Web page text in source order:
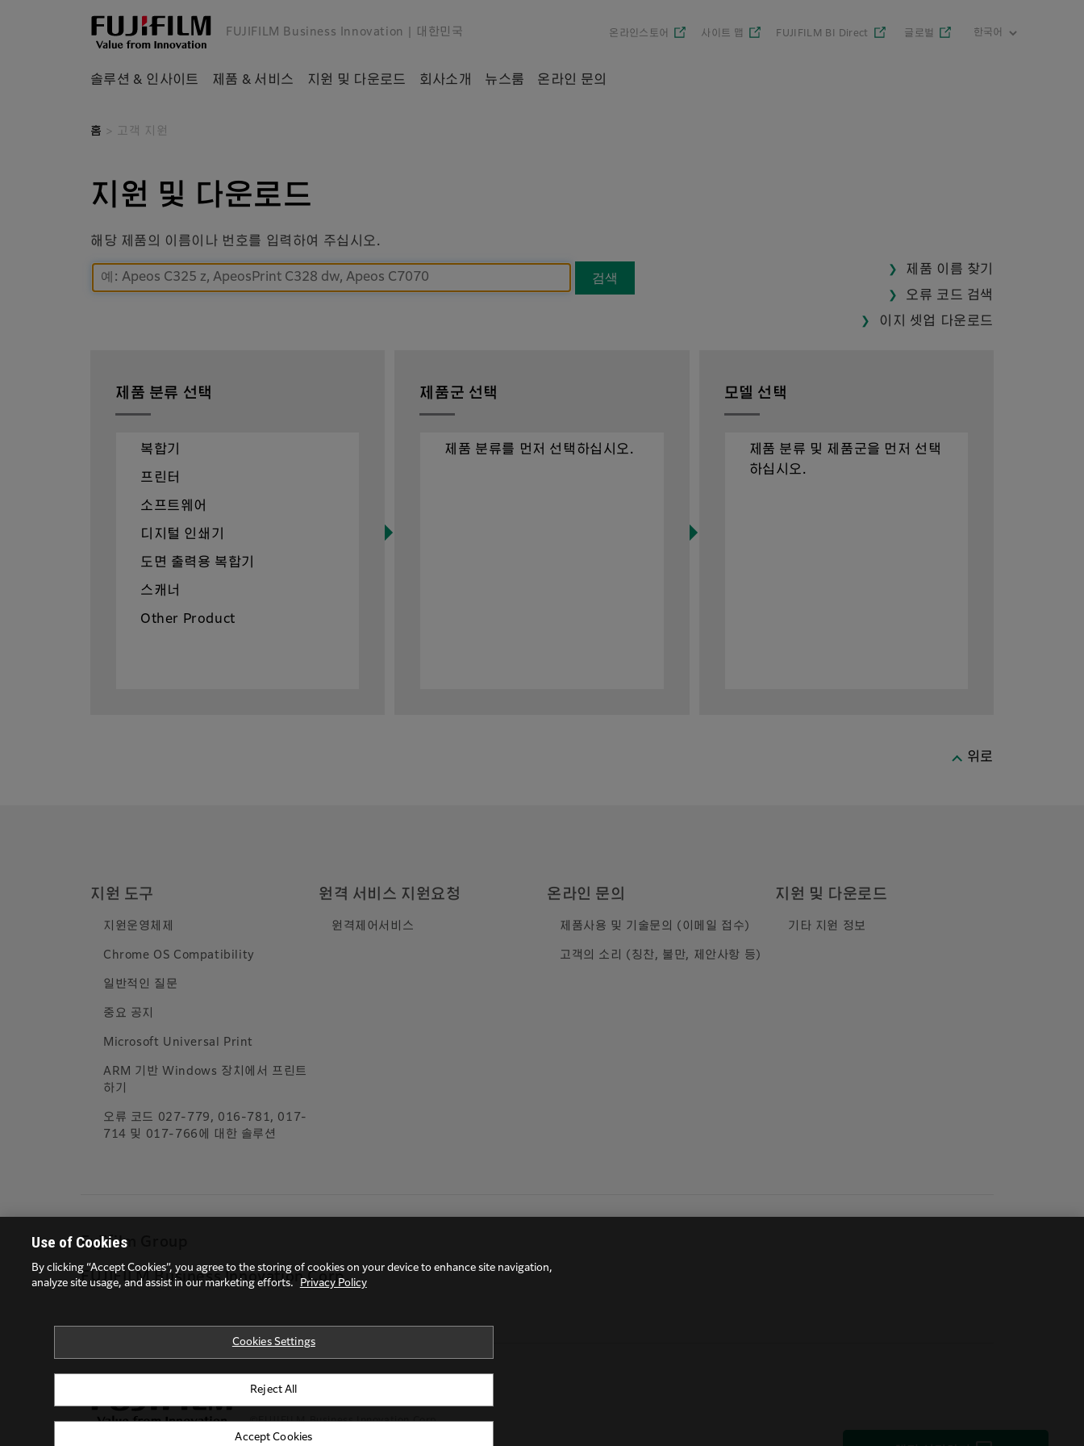
FUJIFILM Business Innovation | 대한민국
솔루션 & 인사이트 제품 & 서비스 지원 및 다운로드 회사소개 뉴스룸 온라인 문의
온라인스토어 사이트 맵 FUJIFILM BI Direct 글로벌
홈 > 고객 지원
지원 및 다운로드
해당 제품의 이름이나 번호를 입력하여 주십시오.
검색
제품 이름 찾기
오류 코드 검색
이지 셋업 다운로드
제품 분류 선택
복합기
프린터
소프트웨어
디지털 인쇄기
도면 출력용 복합기
스캐너
Other Product
제품군 선택
제품 분류를 먼저 선택하십시오.
모델 선택
제품 분류 및 제품군을 먼저 선택
하십시오.
위로
지원 도구
지원운영체제
Chrome OS Compatibility
일반적인 질문
중요 공지
Microsoft Universal Print
ARM 기반 Windows 장치에서 프린트
하기
오류 코드 027-779, 016-781, 017-
714 및 017-766에 대한 솔루션
원격 서비스 지원요청
원격제어서비스
온라인 문의
제품사용 및 기술문의 (이메일 접수)
고객의 소리 (칭찬, 불만, 제안사항 등)
지원 및 다운로드
기타 지원 정보
Fujifilm Group
FUJIFILM Business Innovation Corp.
개인정보 취급방침
©FUJIFILM Business Innovation Corp.
Use of Cookies
By clicking “Accept Cookies”, you agree to the storing of cookies on your device to enhance site navigation,
analyze site usage, and assist in our marketing efforts.
Privacy Policy
Cookies Settings
Reject All
Accept Cookies